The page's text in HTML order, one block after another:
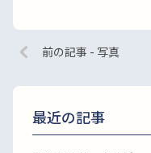
前の記事 - 写真
最近の記事